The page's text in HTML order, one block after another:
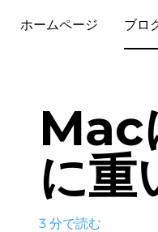
ホームページ ブロ
Mac
に重
3 分で読む